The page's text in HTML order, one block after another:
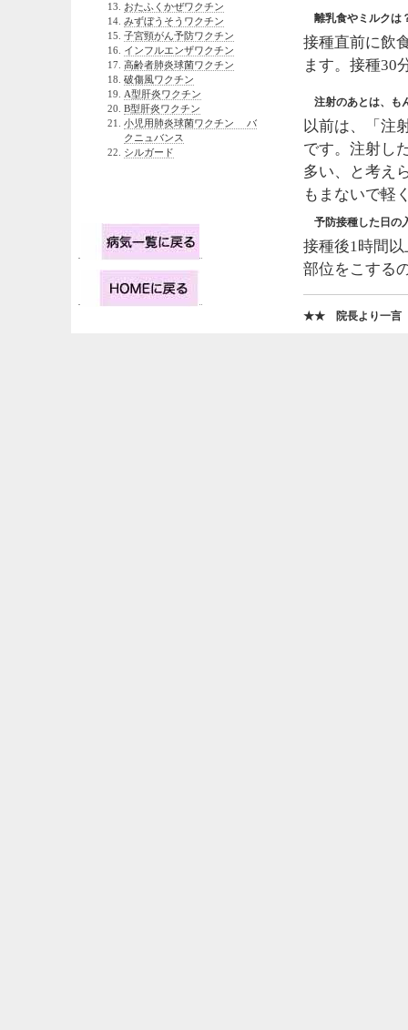
離乳食やミルクは
接種直前に飲
ます。接種30
注射のあとは、も
以前は、「注
です。注射し
多い、と考え
もまないで軽
予防接種した日の
接種後1時間
部位をこする
★★ 院長より一
おたふくかぜワクチン
みずぼうそうワクチン
子宮頸がん予防ワクチン
インフルエンザワクチン
高齢者肺炎球菌ワクチン
破傷風ワクチン
A型肝炎ワクチン
B型肝炎ワクチン
小児用肺炎球菌ワクチン バ
クニュバンス
シルガード